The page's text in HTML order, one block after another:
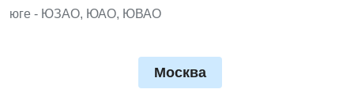
юге - ЮЗАО, ЮАО, ЮВАО
Москва